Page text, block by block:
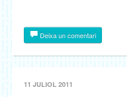
Deixa un comentari
11 JULIOL 2011